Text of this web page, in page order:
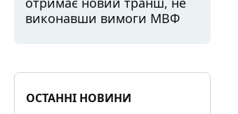
виконавши вимоги МВФ
ОСТАННІ НОВИНИ